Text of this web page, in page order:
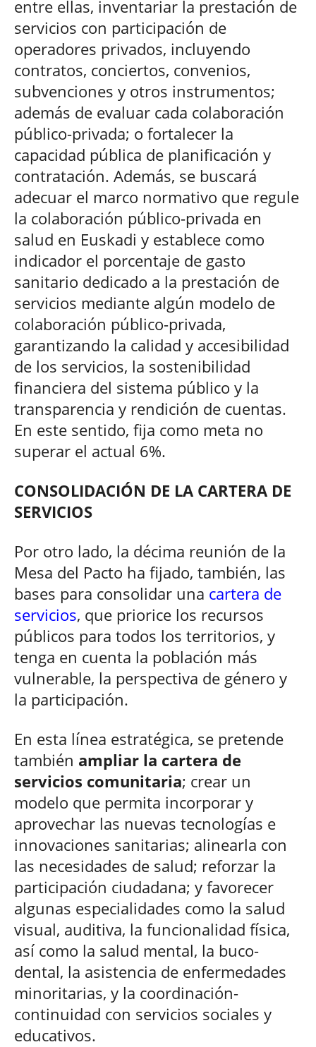
entre ellas, inventariar la prestación de
servicios con participación de
operadores privados, incluyendo
contratos, conciertos, convenios,
subvenciones y otros instrumentos;
además de evaluar cada colaboración
público-privada; o fortalecer la
capacidad pública de planificación y
contratación. Además, se buscará
adecuar el marco normativo que regule
la colaboración público-privada en
salud en Euskadi y establece como
indicador el porcentaje de gasto
sanitario dedicado a la prestación de
servicios mediante algún modelo de
colaboración público-privada,
garantizando la calidad y accesibilidad
de los servicios, la sostenibilidad
financiera del sistema público y la
transparencia y rendición de cuentas.
En este sentido, fija como meta no
superar el actual 6%.
CONSOLIDACIÓN DE LA CARTERA DE
SERVICIOS
Por otro lado, la décima reunión de la
Mesa del Pacto ha fijado, también, las
bases para consolidar una cartera de
servicios, que priorice los recursos
públicos para todos los territorios, y
tenga en cuenta la población más
vulnerable, la perspectiva de género y
la participación.
En esta línea estratégica, se pretende
también ampliar la cartera de
servicios comunitaria; crear un
modelo que permita incorporar y
aprovechar las nuevas tecnologías e
innovaciones sanitarias; alinearla con
las necesidades de salud; reforzar la
participación ciudadana; y favorecer
algunas especialidades como la salud
visual, auditiva, la funcionalidad física,
así como la salud mental, la buco-
dental, la asistencia de enfermedades
minoritarias, y la coordinación-
continuidad con servicios sociales y
educativos.